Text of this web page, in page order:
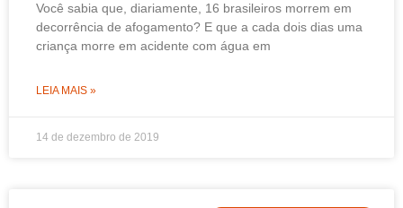
Você sabia que, diariamente, 16 brasileiros morrem em
decorrência de afogamento? E que a cada dois dias uma
criança morre em acidente com água em
LEIA MAIS »
14 de dezembro de 2019